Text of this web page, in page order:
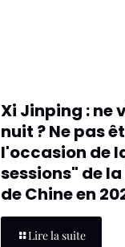
Xi Jinping : ne
nuit ? Ne pas
l'occasion de
sessions" de
de Chine en
Lire la suite